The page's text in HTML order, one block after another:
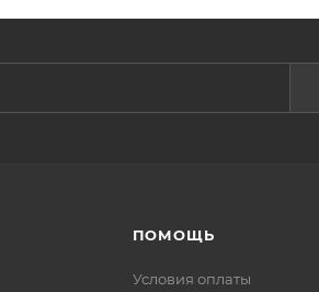
ПОМОЩЬ
Условия оплаты